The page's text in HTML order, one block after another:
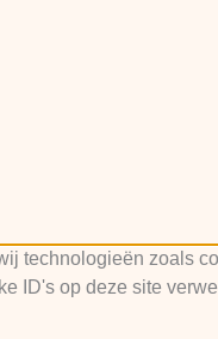
technologieën zoals
ID's op deze site